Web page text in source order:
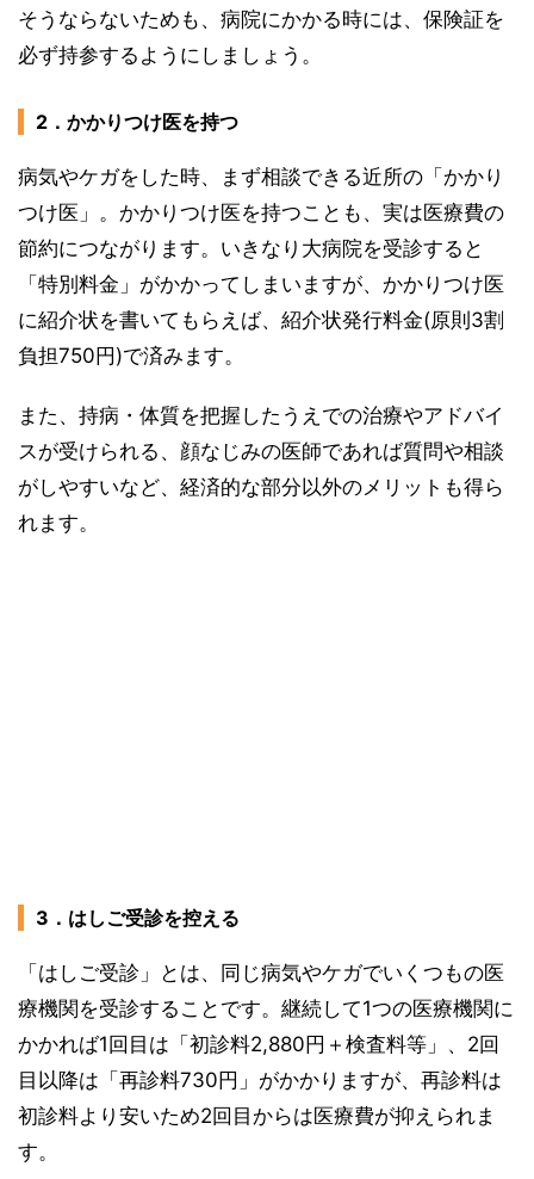
そうならないためも、病院にかかる時には、保険証を
必ず持参するようにしましょう。
2．かかりつけ医を持つ
病気やケガをした時、まず相談できる近所の「かかり
つけ医」。かかりつけ医を持つことも、実は医療費の
節約につながります。いきなり大病院を受診すると
「特別料金」がかかってしまいますが、かかりつけ医
に紹介状を書いてもらえば、紹介状発行料金(原則3割
負担750円)で済みます。
また、持病・体質を把握したうえでの治療やアドバイ
スが受けられる、顔なじみの医師であれば質問や相談
がしやすいなど、経済的な部分以外のメリットも得ら
れます。
3．はしご受診を控える
「はしご受診」とは、同じ病気やケガでいくつもの医
療機関を受診することです。継続して1つの医療機関に
かかれば1回目は「初診料2,880円＋検査料等」、2回
目以降は「再診料730円」がかかりますが、再診料は
初診料より安いため2回目からは医療費が抑えられま
す。